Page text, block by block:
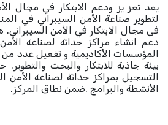
يعد تعز يز ودعم الابتكار في مجال
لتطوير صناعة الأمن السيبراني في
في مجال الابتكار في الأمن
دعم انشاء مراكز حداثة لصناعة
المؤسسات الأكاديمية و تفعيل عدد من
بيئة جاذبة للابتكار والبحث
التسجيل بمراكز حداثة لصناعة الأمن
الأنشطة والبرامج .ضمن نطاق المركز.